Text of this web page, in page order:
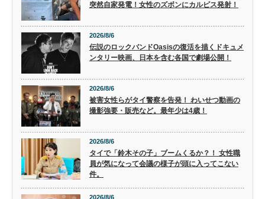
突然自家発電！女性のズボンにカルピス発射！
2026/8/6
伝説のロックバンドOasisの復活を描くドキュメ
ンタリー映画、日本を含む各国で劇場公開！
2026/8/6
被害女性らがタイ警察を告発！ わいせつ動画の
撮影強要・販売など。最年少は4歳！
2026/8/6
タイで「鈴木その子」ブームくるか？！ 女性職
員が気になって会議の様子が頭に入ってこない
件。
2026/8/6